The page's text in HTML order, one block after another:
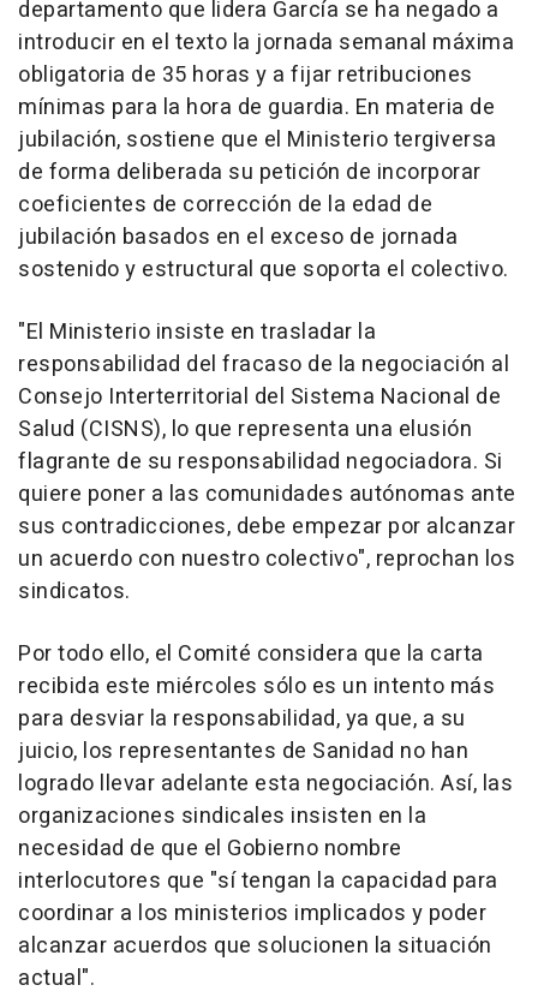
departamento que lidera García se ha negado a
introducir en el texto la jornada semanal máxima
obligatoria de 35 horas y a fijar retribuciones
mínimas para la hora de guardia. En materia de
jubilación, sostiene que el Ministerio tergiversa
de forma deliberada su petición de incorporar
coeficientes de corrección de la edad de
jubilación basados en el exceso de jornada
sostenido y estructural que soporta el colectivo.
"El Ministerio insiste en trasladar la
responsabilidad del fracaso de la negociación al
Consejo Interterritorial del Sistema Nacional de
Salud (CISNS), lo que representa una elusión
flagrante de su responsabilidad negociadora. Si
quiere poner a las comunidades autónomas ante
sus contradicciones, debe empezar por alcanzar
un acuerdo con nuestro colectivo", reprochan los
sindicatos.
Por todo ello, el Comité considera que la carta
recibida este miércoles sólo es un intento más
para desviar la responsabilidad, ya que, a su
juicio, los representantes de Sanidad no han
logrado llevar adelante esta negociación. Así, las
organizaciones sindicales insisten en la
necesidad de que el Gobierno nombre
interlocutores que "sí tengan la capacidad para
coordinar a los ministerios implicados y poder
alcanzar acuerdos que solucionen la situación
actual".